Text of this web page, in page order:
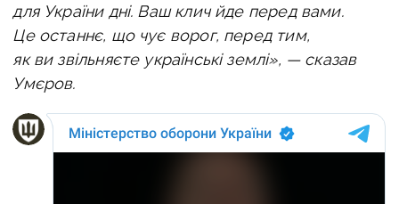
для України дні. Ваш клич йде перед вами.
Це останнє, що чує ворог, перед тим,
як ви звільняєте українські землі», — сказав
Умєров.